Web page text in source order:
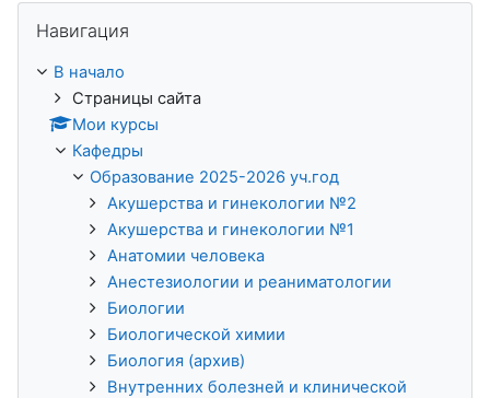
Навигация
В начало
Страницы сайта
Мои курсы
Кафедры
Образование 2025-2026 уч.год
Акушерства и гинекологии №2
Акушерства и гинекологии №1
Анатомии человека
Анестезиологии и реаниматологии
Биологии
Биологической химии
Биология (архив)
Внутренних болезней и клинической